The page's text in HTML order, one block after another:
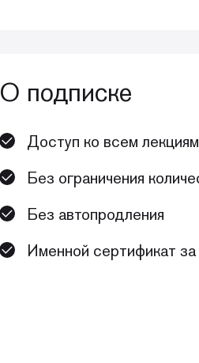
О подписке
Доступ ко всем
Без ограничения
Без автопродления
Именной сертификат